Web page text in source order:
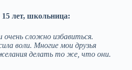
лет, школьница:
сложно избавиться.
воли. Многие мои друзья
делать то же, что они.